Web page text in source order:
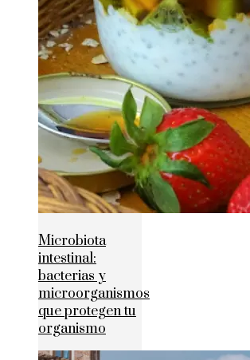
Microbiota
intestinal:
bacterias y
microorganismos
que protegen tu
organismo